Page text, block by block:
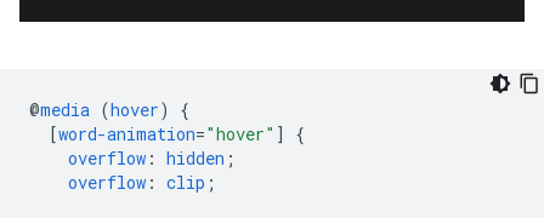
@media (hover)
{
[word-animation="hover" ]
{
overflow : hidden ;
overflow : clip ;